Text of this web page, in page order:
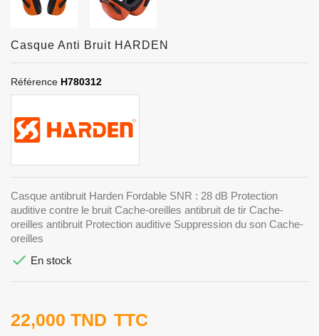
Casque Anti Bruit HARDEN
Référence H780312
Casque antibruit Harden Fordable SNR : 28 dB Protection
auditive contre le bruit Cache-oreilles antibruit de tir Cache-
oreilles antibruit Protection auditive Suppression du son Cache-
oreilles
 En stock
22,000 TND TTC